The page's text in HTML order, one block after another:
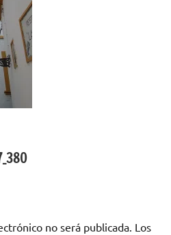
no será publicada. Los